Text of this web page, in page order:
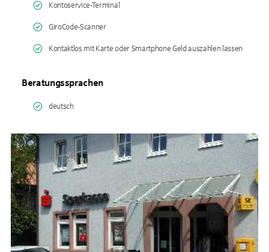
Kontoservice-Terminal
GiroCode-Scanner
Kontaktlos mit Karte oder Smartphone Geld auszahlen lassen
Beratungssprachen
deutsch